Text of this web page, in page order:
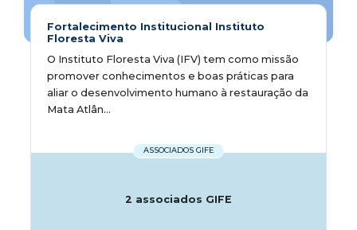
Fortalecimento Institucional Instituto
Floresta Viva
O Instituto Floresta Viva (IFV) tem como missão
promover conhecimentos e boas práticas para
aliar o desenvolvimento humano à restauração da
Mata Atlân...
ASSOCIADOS GIFE
2 associados GIFE